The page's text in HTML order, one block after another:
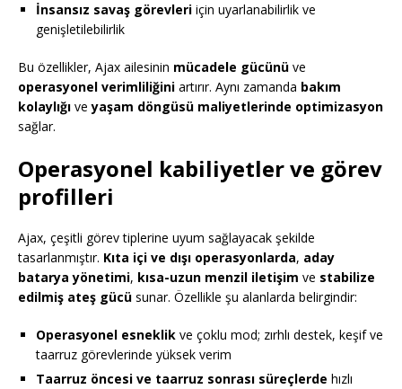
İnsansız savaş görevleri için uyarlanabilirlik ve
genişletilebilirlik
Bu özellikler, Ajax ailesinin mücadele gücünü ve
operasyonel verimliliğini artırır. Aynı zamanda bakım
kolaylığı veyaşam döngüsü maliyetlerinde optimizasyon
sağlar.
Operasyonel kabiliyetler ve görev
profilleri
Ajax, çeşitli görev tiplerine uyum sağlayacak şekilde
tasarlanmıştır. Kıta içi ve dışı operasyonlarda, aday
batarya yönetimi, kısa-uzun menzil iletişim ve stabilize
edilmiş ateş gücü sunar. Özellikle şu alanlarda belirgindir:
Operasyonel esneklik ve çoklu mod; zırhlı destek, keşif ve
taarruz görevlerinde yüksek verim
Taarruz öncesi ve taarruz sonrası süreçlerde hızlı